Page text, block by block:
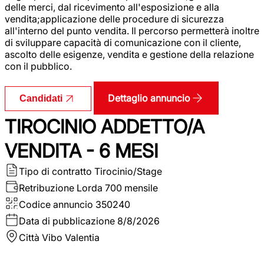
delle merci, dal ricevimento all'esposizione e alla
vendita;applicazione delle procedure di sicurezza
all'interno del punto vendita. Il percorso permetterà inoltre
di sviluppare capacità di comunicazione con il cliente,
ascolto delle esigenze, vendita e gestione della relazione
con il pubblico.
Candidati Dettaglio annuncio
TIROCINIO ADDETTO/A
VENDITA - 6 MESI
Tipo di contratto Tirocinio/Stage
Retribuzione Lorda 700 mensile
Codice annuncio 350240
Data di pubblicazione 8/8/2026
Città Vibo Valentia